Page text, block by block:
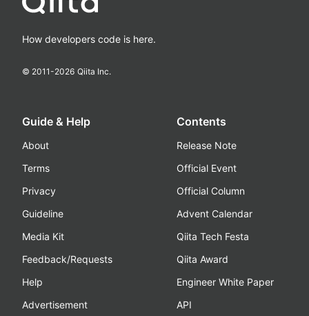
How developers code is here.
© 2011-2026 Qiita Inc.
Guide & Help
About
Terms
Privacy
Guideline
Media Kit
Feedback/Requests
Help
Advertisement
Contents
Release Note
Official Event
Official Column
Advent Calendar
Qiita Tech Festa
Qiita Award
Engineer White Paper
API